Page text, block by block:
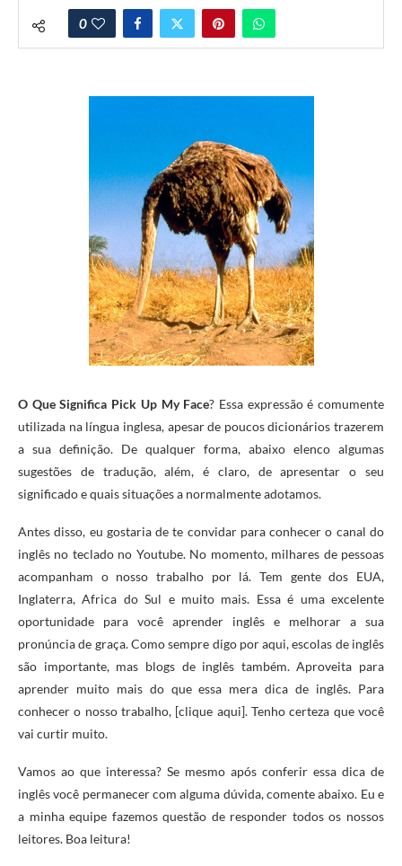
0
O Que Significa Pick Up My Face? Essa expressão é comumente
utilizada na língua inglesa, apesar de poucos dicionários trazerem
a sua definição. De qualquer forma, abaixo elenco algumas
sugestões de tradução, além, é claro, de apresentar o seu
significado e quais situações a normalmente adotamos.
Antes disso, eu gostaria de te convidar para conhecer o canal do
inglês no teclado no Youtube. No momento, milhares de pessoas
acompanham o nosso trabalho por lá. Tem gente dos EUA,
Inglaterra, Africa do Sul e muito mais. Essa é uma excelente
oportunidade para você aprender inglês e melhorar a sua
pronúncia de graça. Como sempre digo por aqui, escolas de inglês
são importante, mas blogs de inglês também. Aproveita para
aprender muito mais do que essa mera dica de inglês. Para
conhecer o nosso trabalho, [clique aqui]. Tenho certeza que você
vai curtir muito.
Vamos ao que interessa? Se mesmo após conferir essa dica de
inglês você permanecer com alguma dúvida, comente abaixo. Eu e
a minha equipe fazemos questão de responder todos os nossos
leitores. Boa leitura!